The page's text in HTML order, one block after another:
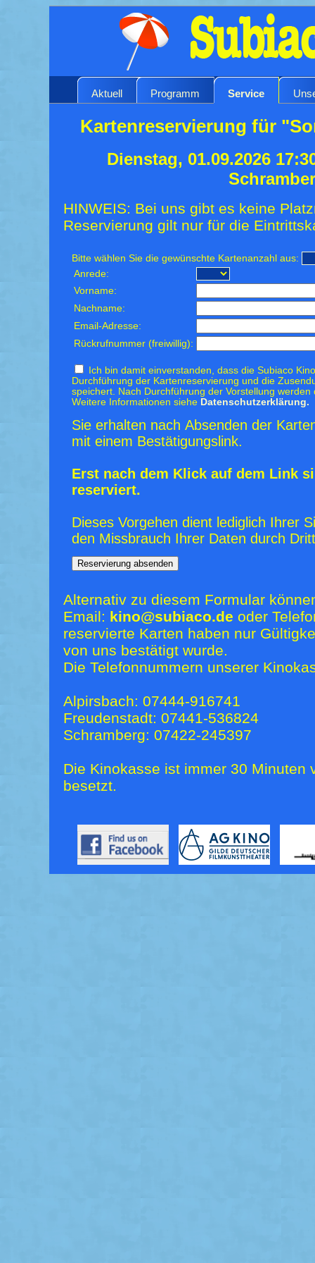
Aktuell Programm Service
Kartenreservierung für
Dienstag, 01.09.2026
HINWEIS: Bei uns gibt es keine
Reservierung gilt nur für die
Bitte wählen Sie die gewünschte Kartenanzahl aus:
Anrede:
Vorname:
Nachname:
Email-Adresse:
Rückrufnummer (freiwillig):
Ich bin damit einverstanden, dass die Subiaco
Durchführung der Kartenreservierung und die
speichert. Nach Durchführung der Vorstellung
Weitere Informationen siehe Datenschutzerklärung.
Sie erhalten nach Absenden der
mit einem Bestätigungslink.
Erst nach dem Klick auf dem Link
reserviert.
Dieses Vorgehen dient lediglich Ihrer
den Missbrauch Ihrer Daten durch
Alternativ zu diesem Formular
Email: kino@subiaco.de oder
reservierte Karten haben nur
von uns bestätigt wurde.
Die Telefonnummern unserer
Alpirsbach: 07444-916741
Freudenstadt: 07441-536824
Schramberg: 07422-245397
Die Kinokasse ist immer 30 Minuten
besetzt.